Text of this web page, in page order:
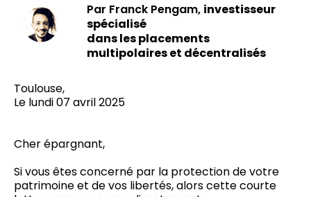
Par Franck Pengam, investisseur
spécialisé
dans les placements
multipolaires et décentralisés
Toulouse,
Le lundi 07 avril 2025
Cher épargnant,
Si vous êtes concerné par la protection de votre
patrimoine et de vos libertés, alors cette courte